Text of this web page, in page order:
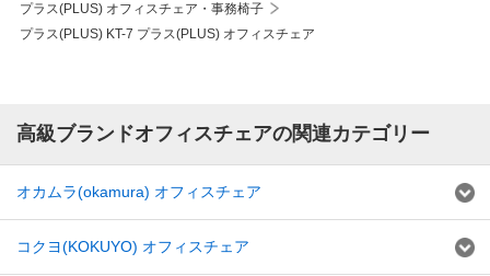
プラス(PLUS) オフィスチェア・事務椅子
プラス(PLUS) KT-7 プラス(PLUS) オフィスチェア
高級ブランドオフィスチェアの関連カテゴリー
オカムラ(okamura) オフィスチェア
コクヨ(KOKUYO) オフィスチェア